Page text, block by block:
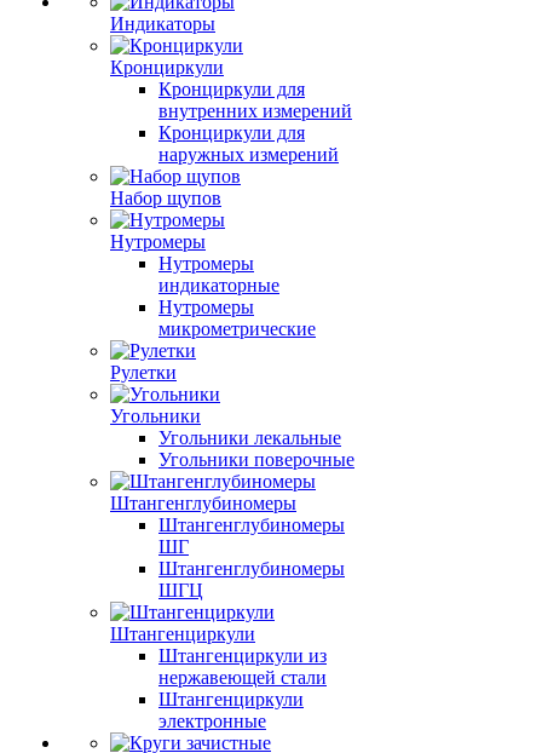
Индикаторы
Кронциркули
Кронциркули для
внутренних измерений
Кронциркули для
наружных измерений
Набор щупов
Нутромеры
Нутромеры
индикаторные
Нутромеры
микрометрические
Рулетки
Угольники
Угольники лекальные
Угольники поверочные
Штангенглубиномеры
Штангенглубиномеры
ШГ
Штангенглубиномеры
ШГЦ
Штангенциркули
Штангенциркули из
нержавеющей стали
Штангенциркули
электронные